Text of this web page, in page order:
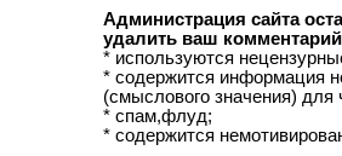
Администрация сайта
удалить ваш
* используются
* содержится информация
(смыслового значения) для
* спам,флуд;
* содержится